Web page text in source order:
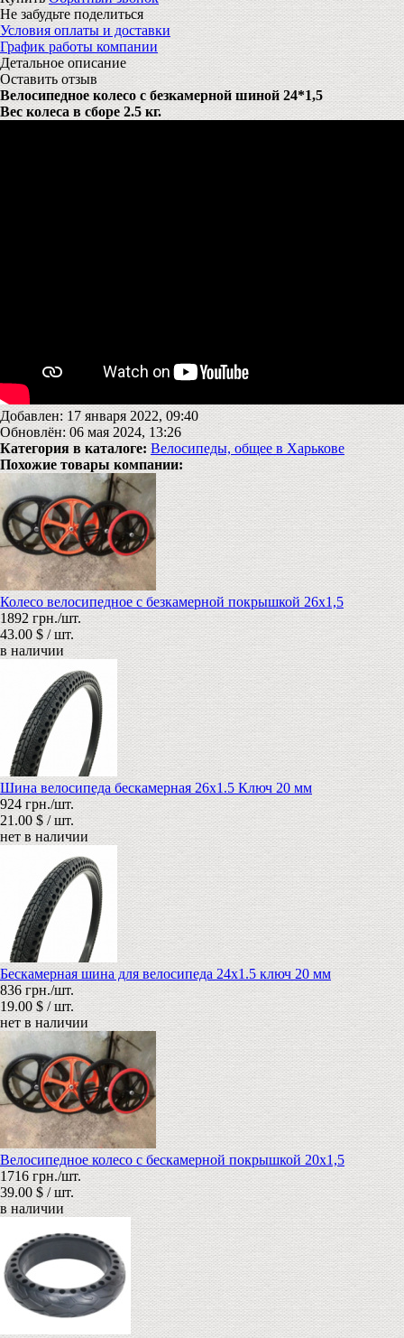
Не забудьте поделиться
Условия оплаты и доставки
График работы компании
Детальное описание
Оставить отзыв
Велосипедное колесо с безкамерной шиной 24*1,5
Вес колеса в сборе 2.5 кг.
Добавлен: 17 января 2022, 09:40
Обновлён: 06 мая 2024, 13:26
Категория в каталоге: Велосипеды, общее в Харькове
Похожие товары компании:
Колесо велосипедное с безкамерной покрышкой 26х1,5
1892 грн./шт.
43.00 $ / шт.
в наличии
Шина велосипеда бескамерная 26х1.5 Ключ 20 мм
924 грн./шт.
21.00 $ / шт.
нет в наличии
Бескамерная шина для велосипеда 24х1.5 ключ 20 мм
836 грн./шт.
19.00 $ / шт.
нет в наличии
Велосипедное колесо с бескамерной покрышкой 20х1,5
1716 грн./шт.
39.00 $ / шт.
в наличии